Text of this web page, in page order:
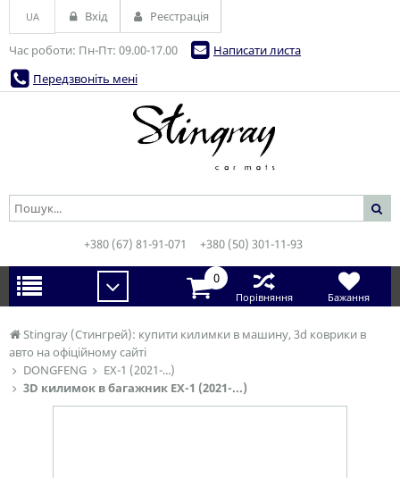
Stingray (Стингрей): купити килимки в машину, 3d коврики в
авто на офіційному сайті
DONGFENG
EX-1 (2021-...)
3D килимок в багажник EX-1 (2021-...)
Час роботи: Пн-Пт: 09.00-17.00
Написати листа
Передзвоніть мені
UA Вхід Реєстрація
+380 (67) 81-91-071 +380 (50) 301-11-93
0
Порівняння Бажання